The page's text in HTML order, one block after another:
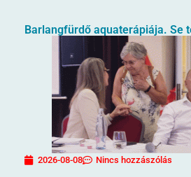
Barlangfürdő aquaterápiája. Se
2026-08-08 Nincs hozzászólás